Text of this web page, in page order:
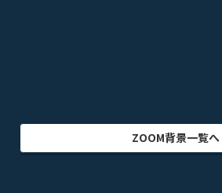
ZOOM背景一覧へ